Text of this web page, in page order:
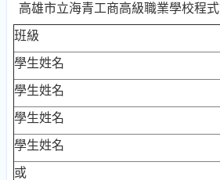
高雄市立海青工商高級職業學校程
班級
學生姓名
學生姓名
學生姓名
學生姓名
或